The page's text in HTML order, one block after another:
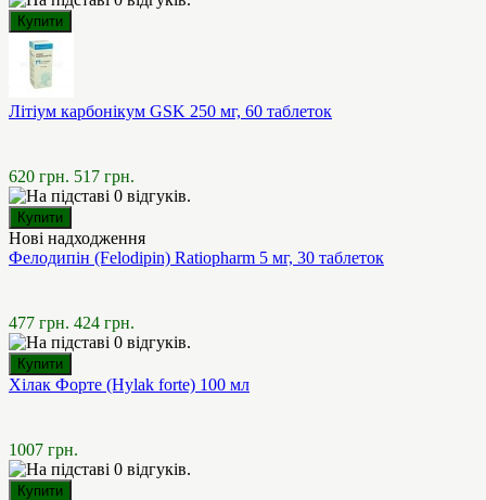
Літіум карбонікум GSK 250 мг, 60 таблеток
620 грн. 517 грн.
Нові надходження
Фелодипін (Felodipin) Ratiopharm 5 мг, 30 таблеток
477 грн. 424 грн.
Хілак Форте (Hylak forte) 100 мл
1007 грн.